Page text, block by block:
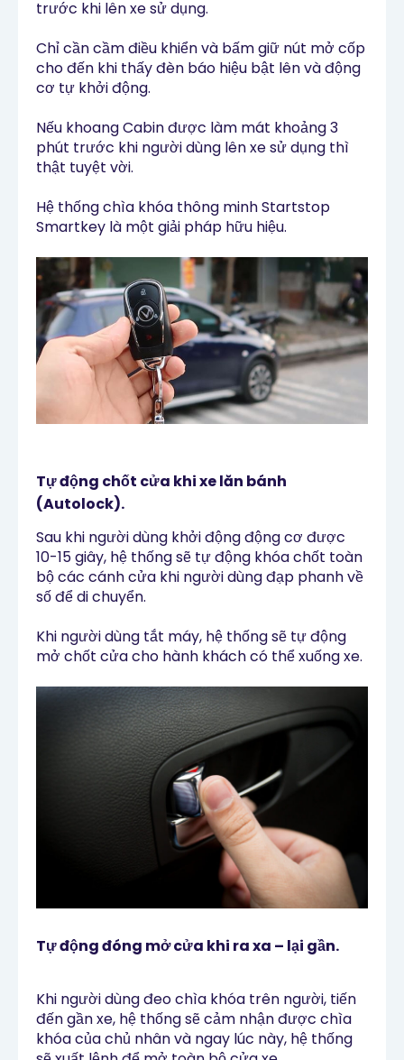
trước khi lên xe sử dụng.
Chỉ cần cầm điều khiển và bấm giữ nút mở cốp
cho đến khi thấy đèn báo hiệu bật lên và động
cơ tự khởi động.
Nếu khoang Cabin được làm mát khoảng 3
phút trước khi người dùng lên xe sử dụng thì
thật tuyệt vời.
Hệ thống chìa khóa thông minh Startstop
Smartkey là một giải pháp hữu hiệu.
Tự động chốt cửa khi xe lăn bánh
(Autolock).
Sau khi người dùng khởi động động cơ được
10-15 giây, hệ thống sẽ tự động khóa chốt toàn
bộ các cánh cửa khi người dùng đạp phanh về
số để di chuyển.
Khi người dùng tắt máy, hệ thống sẽ tự động
mở chốt cửa cho hành khách có thể xuống xe.
Tự động đóng mở cửa khi ra xa – lại gần.
Khi người dùng đeo chìa khóa trên người, tiến
đến gần xe, hệ thống sẽ cảm nhận được chìa
khóa của chủ nhân và ngay lúc này, hệ thống